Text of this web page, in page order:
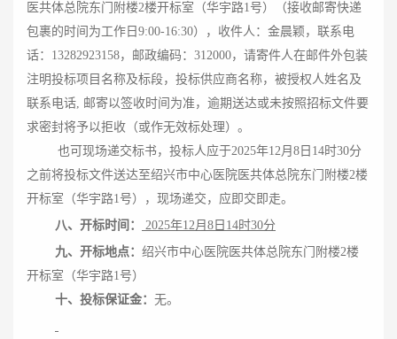
医共体总院东门附楼2楼开标室（华宇路1号） （接收邮寄快递
包裹的时间为工作日 9:00-16:30），收件人： 金晨颖，联系电
话： 13282923158，邮政编码： 312000，请寄件人在邮件外包装
注明投标项目名称及标段，投标供应商名称，被授权人姓名及
联系电话, 邮寄以签收时间为准，逾期送达或未按照招标文件要
求密封将予以拒收（或作无效标处理）。
也可现场递交标书，投标人应于2025年12月 8 日 14时30分
之前将投标文件送达至绍兴市中心医院医共体总院东门附楼2楼
开标室（华宇路1号）
，现场递交，应即交即走。
八、开标时间：
2025年12月 8 日 14时30分
九、开标地点： 绍兴市中心医院医共体总院东门附楼2楼
开标室（华宇路1号）
十、投标保证金： 无。